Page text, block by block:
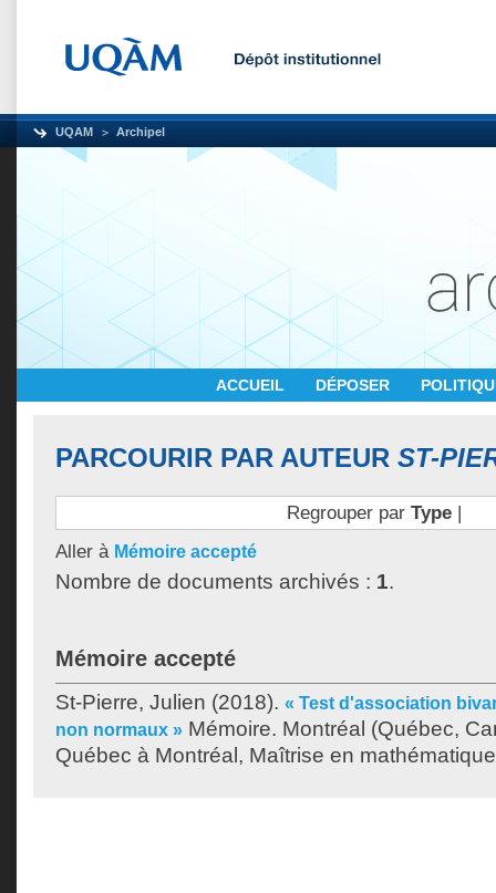
UQAM Archipel
ACCUEIL DÉPOSER
PARCOURIR PAR AUTEUR ST-
Regrouper par Type|
Aller à Mémoire accepté
Nombre de documents archivés : 1.
Mémoire accepté
St-Pierre, Julien (2018). « Test d'association
non normaux » Mémoire. Montréal (Québec,
Québec à Montréal, Maîtrise en